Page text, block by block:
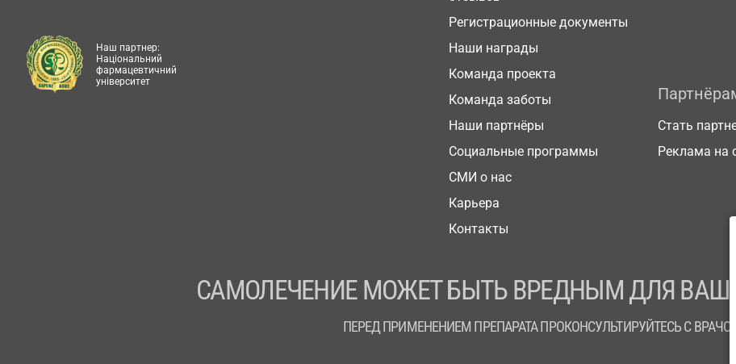
Регистрационные документы
Наши награды
Команда проекта
Команда заботы
Наши партнёры
Социальные программы
СМИ о нас
Карьера
Контакты
Стать
Реклама на
Наш партнер:
Національний
фармацевтичний
університет
САМОЛЕЧЕНИЕ МОЖЕТ БЫТЬ ВРЕДНЫМ ДЛЯ
ПЕРЕД ПРИМЕНЕНИЕМ ПРЕПАРАТА ПРОКОНСУЛЬТИРУЙТЕСЬ С ВРАЧОМ